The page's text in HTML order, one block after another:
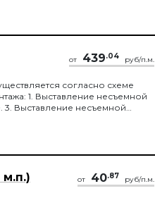
от 439.04 руб/п.м.
согласно схеме
1. Выставление несъемной
3. Выставление несъемной
пола.
м.п.) от 40.87 руб/п.м.